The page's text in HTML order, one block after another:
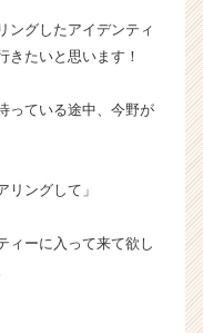
ングしたアイデンティ
きたいと思います！
っている途中、今野が
リングして」
ィーに入って来て欲し